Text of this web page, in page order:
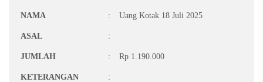
NAMA : Uang Kotak 18 Juli 2025
ASAL :
JUMLAH : Rp 1.190.000
KETERANGAN :